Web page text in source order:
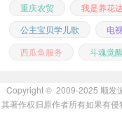
重庆农贸
我是养花
公主宝贝学儿歌
电
西瓜鱼服务
斗魂觉醒
Copyright © 2009-2025 顺发
其著作权归原作者所有如果有